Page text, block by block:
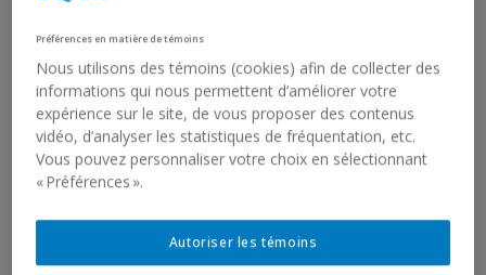
Préférences en matière de témoins
Nous utilisons des témoins (cookies) afin de collecter des
informations qui nous permettent d’améliorer votre
expérience sur le site, de vous proposer des contenus
vidéo, d’analyser les statistiques de fréquentation, etc.
Vous pouvez personnaliser votre choix en sélectionnant
« Préférences ».
Autoriser les témoins